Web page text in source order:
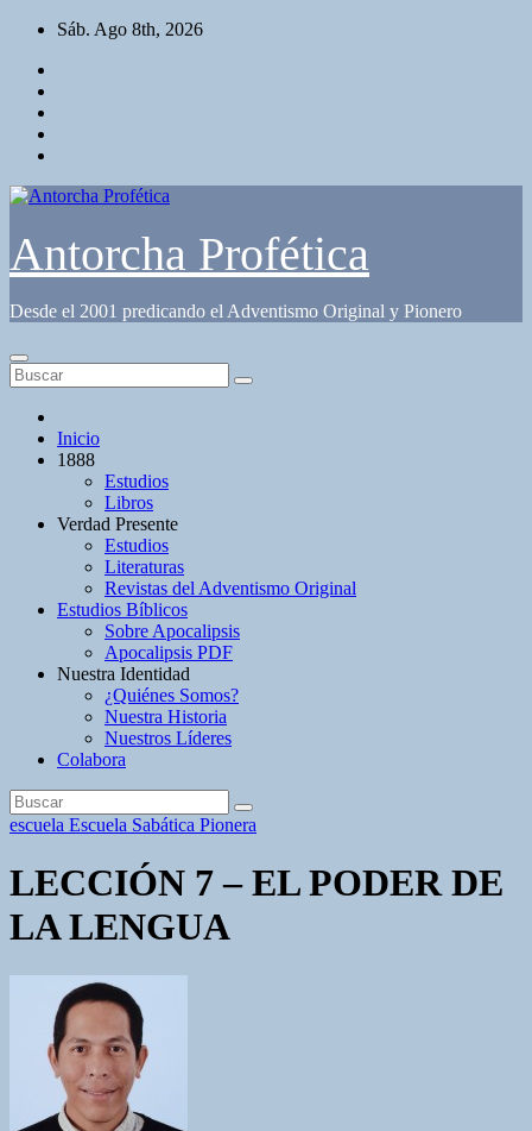
Saltar
contenido
Sáb. Ago 8th, 2026
Antorcha Profética
Desde el 2001 predicando el Adventismo Original y Pionero
Inicio
1888
Estudios
Libros
Verdad Presente
Estudios
Literaturas
Revistas del Adventismo Original
Estudios Bíblicos
Sobre Apocalipsis
Apocalipsis PDF
Nuestra Identidad
¿Quiénes Somos?
Nuestra Historia
Nuestros Líderes
Colabora
escuela Escuela Sabática Pionera
LECCIÓN 7 – EL PODER DE
LA LENGUA